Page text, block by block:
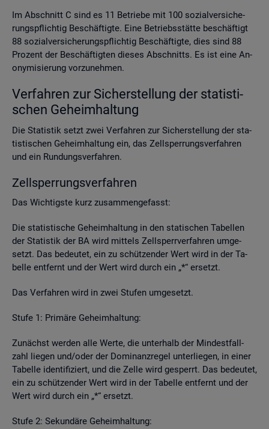
Im Ab­schnitt C sind es 11 Be­trie­be mit 100 so­zi­al­ver­si­che­
rungs­pflich­tig Be­schäf­tig­te. Eine Be­triebs­stät­te be­schäf­tigt
88 so­zi­al­ver­si­che­rungs­pflich­tig Be­schäf­tig­te, dies sind 88
Pro­zent der Be­schäf­tig­ten die­ses Ab­schnitts. Es ist eine An­
ony­mi­sie­rung vor­zu­neh­men.
Ver­fah­ren zur Si­cher­stel­lung der sta­tis­ti­
schen Ge­heim­hal­tung
Die Sta­tis­tik setzt zwei Ver­fah­ren zur Si­cher­stel­lung der sta­
tis­ti­schen Ge­heim­hal­tung ein, das Zell­sper­rungs­ver­fah­ren
und ein Run­dungs­ver­fah­ren.
Zell­sper­rungs­ver­fah­ren
Das Wich­tigs­te kurz zu­sam­men­ge­fasst:
Die sta­tis­ti­sche Ge­heim­hal­tung in den sta­ti­schen Ta­bel­len
der Sta­tis­tik der BA wird mit­tels Zell­sperr­ver­fah­ren um­ge­
setzt. Das be­deu­tet, ein zu schüt­zen­der Wert wird in der Ta­
bel­le ent­fernt und der Wert wird durch ein „*“ er­setzt.
Das Ver­fah­ren wird in zwei Stu­fen um­ge­setzt.
Stufe 1: Pri­mä­re Ge­heim­hal­tung:
Zu­nächst wer­den alle Werte, die un­ter­halb der Min­dest­fall­
zahl lie­gen und/oder der Do­mi­nanz­re­gel un­ter­lie­gen, in einer
Ta­bel­le iden­ti­fi­ziert, und die Zelle wird ge­sperrt. Das be­deu­tet,
ein zu schüt­zen­der Wert wird in der Ta­bel­le ent­fernt und der
Wert wird durch ein „*“ er­setzt.
Stufe 2: Se­kun­dä­re Ge­heim­hal­tung: